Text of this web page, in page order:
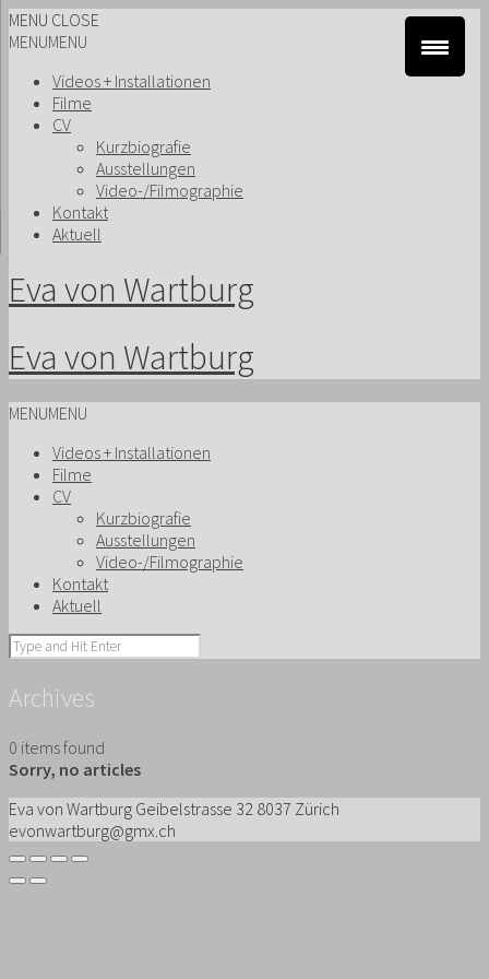
MENU CLOSE
MENUMENU
Videos + Installationen
Filme
CV
Kurzbiografie
Ausstellungen
Video-/Filmographie
Kontakt
Aktuell
Eva von Wartburg
Eva von Wartburg
MENUMENU
Videos + Installationen
Filme
CV
Kurzbiografie
Ausstellungen
Video-/Filmographie
Kontakt
Aktuell
Archives
0 items found
Sorry, no articles
Eva von Wartburg Geibelstrasse 32 8037 Zürich
evonwartburg@gmx.ch